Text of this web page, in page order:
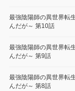
最強陰陽師の異世界転
んだが～ 第10話
最強陰陽師の異世界転
んだが～ 第9話
最強陰陽師の異世界転
んだが～ 第8話